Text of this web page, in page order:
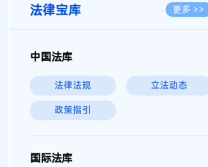
法律宝库 更多 >>
中国法库
法律法规 立法动态
政策指引
国际法库